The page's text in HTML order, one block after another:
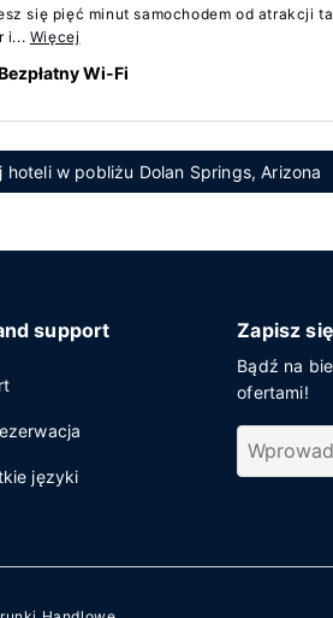
się pięć minut samochodem od atrakcji
i... Więcej
Wi-Fi
hoteli w pobliżu Dolan Springs, Arizona
support
języki
Zapisz
Bądź na
ofertami!